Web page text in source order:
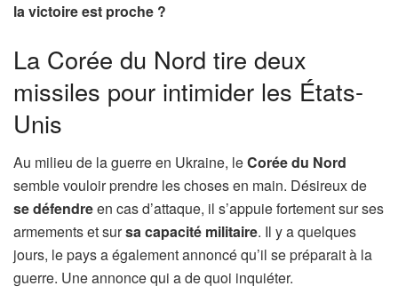
la victoire est proche ?
La Corée du Nord tire deux
missiles pour intimider les États-
Unis
Au milieu de la guerre en Ukraine, leCorée du Nord
semble vouloir prendre les choses en main. Désireux de
se défendreen cas d’attaque, il s’appuie fortement sur ses
armements et sursa capacité militaire. Il y a quelques
jours, le pays a également annoncé qu’il se préparait à la
guerre. Une annonce qui a de quoi inquiéter.